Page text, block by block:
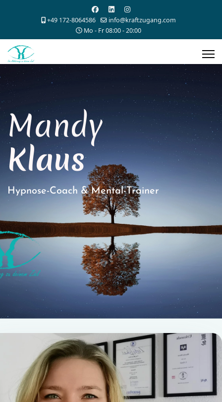
+49 172-8064586
info@kraftzugang.com
Mo - Fr 08:00 - 20:00
Mandy
Klaus
Hypnose-Coach & Mental-Trainer